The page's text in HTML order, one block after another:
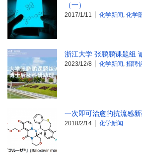
（一）
2017/1/11 化学新闻, 化学
浙江大学 张鹏鹏课题组
2023/12/8 化学新闻, 招聘
一次即可治愈的抗流感
2018/2/14 化学新闻